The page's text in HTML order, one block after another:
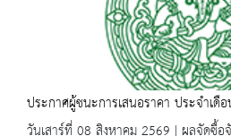
ประกาศผู้ชนะการเสนอราคา ประจำเดื